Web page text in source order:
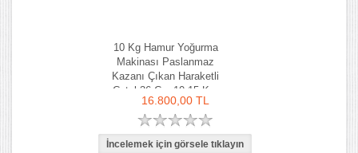
10 Kg Hamur Yoğurma
Makinası Paslanmaz
Kazanı Çıkan Haraketli
Çatal 36 Cm 10-15 Kg-
Ozay Makina
16.800,00 TL